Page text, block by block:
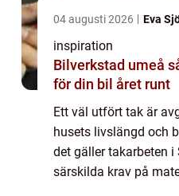
04 augusti 2026 Eva
inspiration
Bilverkstad umeå så hittar du rätt hjälp
för din bil året runt
Ett väl utfört tak är
husets livslängd och
det gäller takarbeten
särskilda krav på